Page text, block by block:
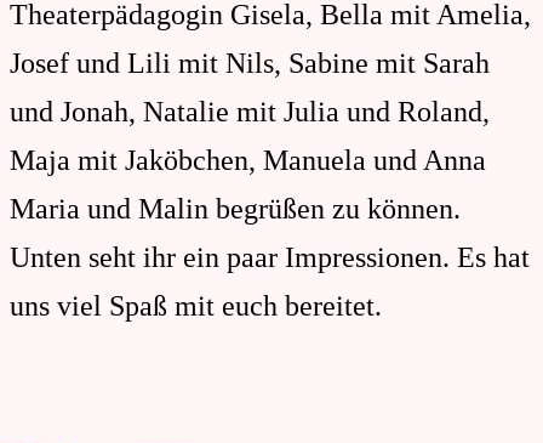
Theaterpädagogin Gisela, Bella mit Amelia,
Josef und Lili mit Nils, Sabine mit Sarah
und Jonah, Natalie mit Julia und Roland,
Maja mit Jaköbchen, Manuela und Anna
Maria und Malin begrüßen zu können.
Unten seht ihr ein paar Impressionen. Es hat
uns viel Spaß mit euch bereitet.